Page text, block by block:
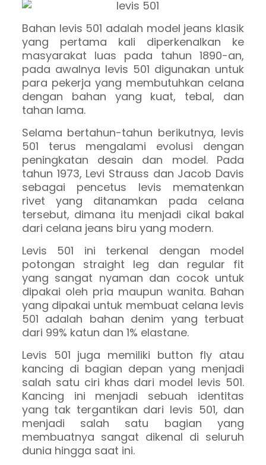
Bahan levis 501 adalah model jeans klasik
yang pertama kali diperkenalkan ke
masyarakat luas pada tahun 1890-an,
pada awalnya levis 501 digunakan untuk
para pekerja yang membutuhkan celana
dengan bahan yang kuat, tebal, dan
tahan lama.
Selama bertahun-tahun berikutnya, levis
501 terus mengalami evolusi dengan
peningkatan desain dan model. Pada
tahun 1973, Levi Strauss dan Jacob Davis
sebagai pencetus levis mematenkan
rivet yang ditanamkan pada celana
tersebut, dimana itu menjadi cikal bakal
dari celana jeans biru yang modern.
Levis 501 ini terkenal dengan model
potongan straight leg dan regular fit
yang sangat nyaman dan cocok untuk
dipakai oleh pria maupun wanita. Bahan
yang dipakai untuk membuat celana levis
501 adalah bahan denim yang terbuat
dari 99% katun dan 1% elastane.
Levis 501 juga memiliki button fly atau
kancing di bagian depan yang menjadi
salah satu ciri khas dari model levis 501.
Kancing ini menjadi sebuah identitas
yang tak tergantikan dari levis 501, dan
menjadi salah satu bagian yang
membuatnya sangat dikenal di seluruh
dunia hingga saat ini.